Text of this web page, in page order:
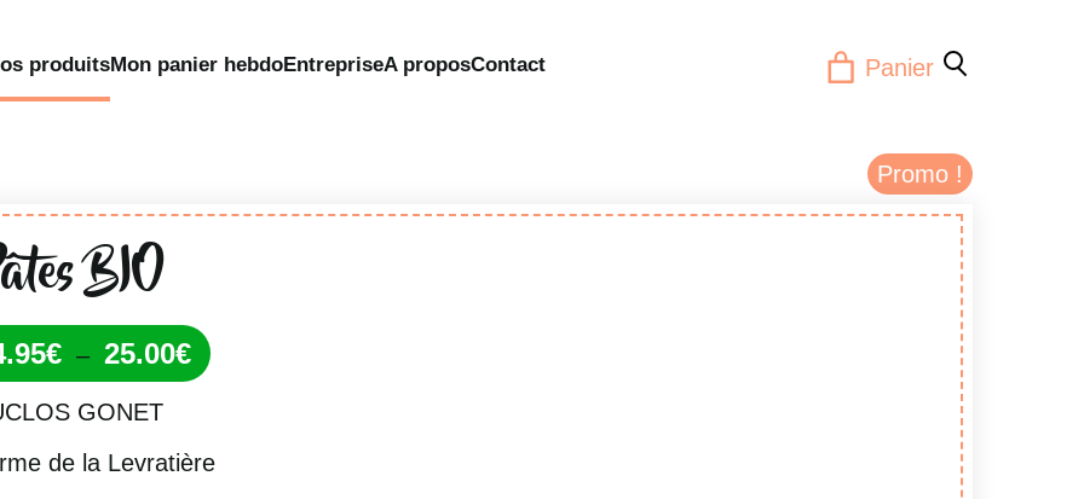
produitsMon panier hebdoEntrepriseA proposContact Panier
Promo !
BIO
€ – 25.00€Plage
de
à
GONET
de la Levratière